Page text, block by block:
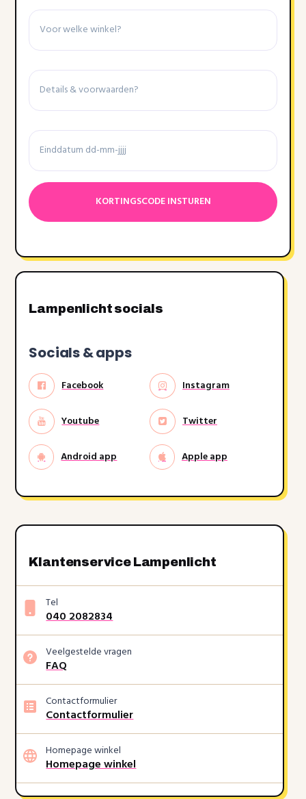
Winkel
Details
voorwaarden
Einddatum
dash
MM
dash
Lampenlicht socials
Socials & apps
Facebook Instagram
Youtube Twitter
Android app Apple app
Klantenservice Lampenlicht
Tel
040 2082834
Veelgestelde vragen
FAQ
Contactformulier
Contactformulier
Homepage winkel
Homepage winkel